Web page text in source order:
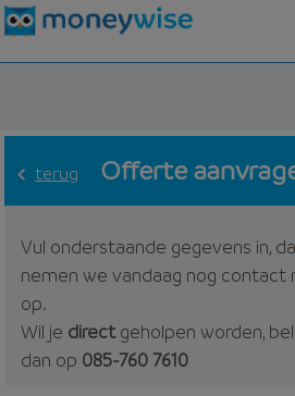
terug Offerte
Vul onderstaande gegevens in,
nemen we vandaag nog contact
op.
Wil je directgeholpen worden,
dan op 085-760 7610